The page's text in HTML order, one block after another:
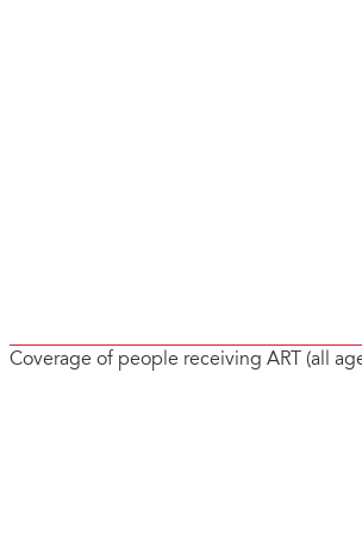
Coverage of people receiving ART (all